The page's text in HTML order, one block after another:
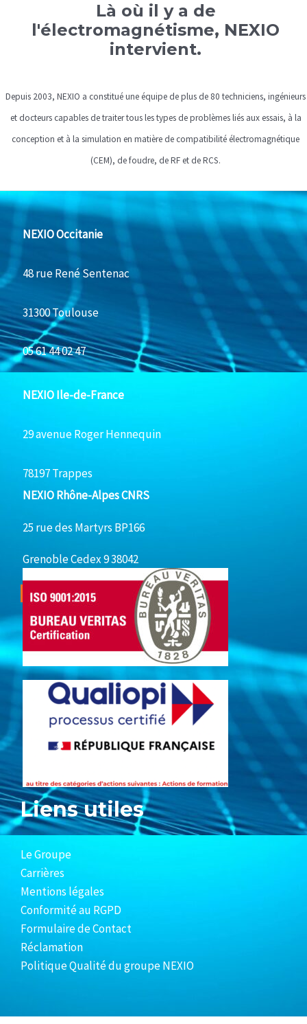
Là où il y a de
l'électromagnétisme, NEXIO
intervient.
Depuis 2003, NEXIO a constitué une équipe de plus de 80 techniciens, ingénieurs
et docteurs capables de traiter tous les types de problèmes liés aux essais, à la
conception et à la simulation en matière de compatibilité électromagnétique
(CEM), de foudre, de RF et de RCS.
NEXIO Occitanie
48 rue René Sentenac
31300 Toulouse
05 61 44 02 47
NEXIO Ile-de-France
29 avenue Roger Hennequin
78197 Trappes
NEXIO Rhône-Alpes CNRS
25 rue des Martyrs BP166
Grenoble Cedex 9 38042
Liens utiles
Le Groupe
Carrières
Mentions légales
Conformité au RGPD
Formulaire de Contact
Réclamation
Politique Qualité du groupe NEXIO